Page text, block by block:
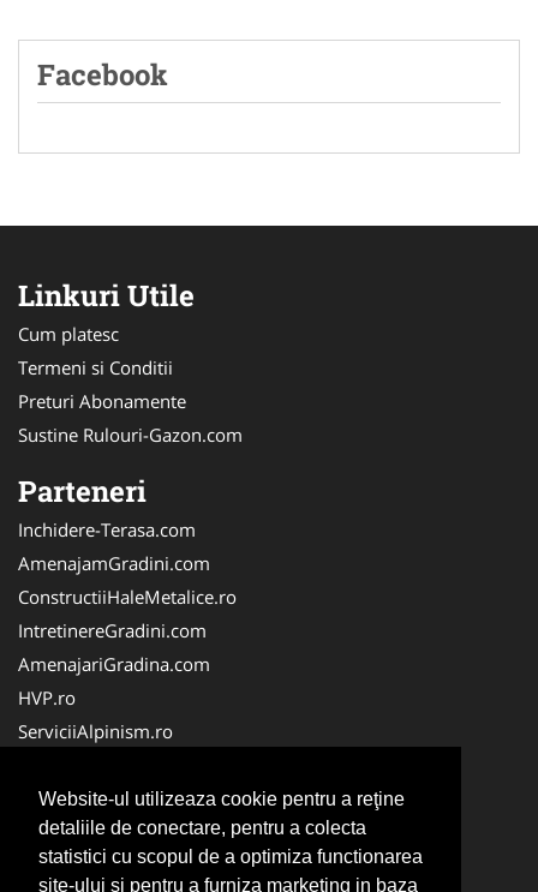
Website-ul utilizeaza cookie pentru a reţine
detaliile de conectare, pentru a colecta
statistici cu scopul de a optimiza functionarea
site-ului si pentru a furniza marketing in baza
Facebook
Linkuri Utile
Cum platesc
Termeni si Conditii
Preturi Abonamente
Sustine Rulouri-Gazon.com
Parteneri
Inchidere-Terasa.com
AmenajamGradini.com
ConstructiiHaleMetalice.ro
IntretinereGradini.com
AmenajariGradina.com
HVP.ro
ServiciiAlpinism.ro
Alpinist-Utilitar.com
AmenajariSpatiiVerzi.com
CuratenieSpatiiComerciale.ro